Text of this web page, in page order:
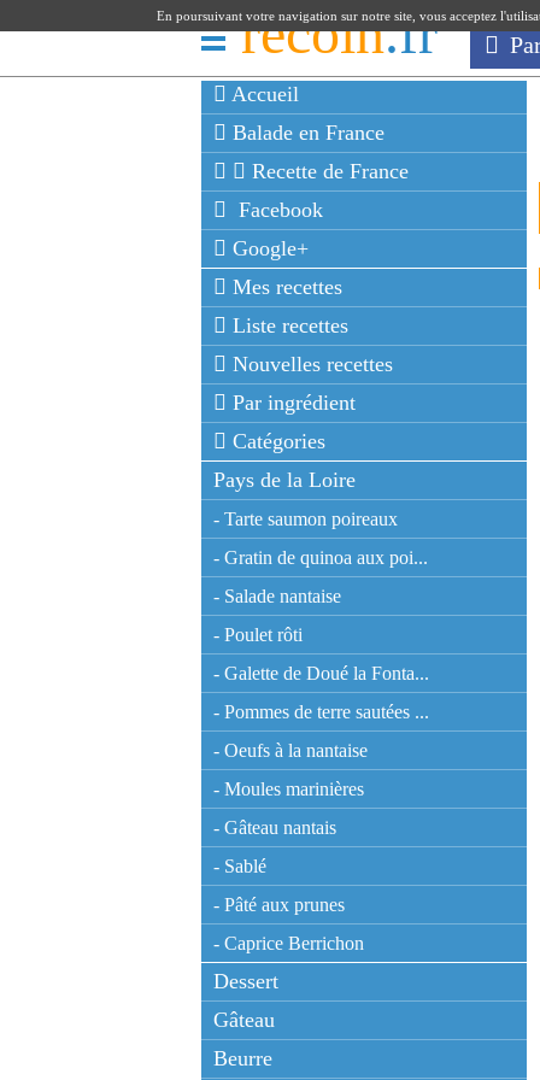
recoin.fr
Accueil
Balade en France
Recette de France
Facebook
Google+
Mes recettes
Liste recettes
Nouvelles recettes
Par ingrédient
Catégories
Pays de la Loire
- Tarte saumon poireaux
- Gratin de quinoa aux poi...
- Salade nantaise
- Poulet rôti
- Galette de Doué la Fonta...
- Pommes de terre sautées ...
- Oeufs à la nantaise
- Moules marinières
- Gâteau nantais
- Sablé
- Pâté aux prunes
- Caprice Berrichon
Dessert
Gâteau
Beurre
En poursuivant votre navigation sur notre site, vous acceptez